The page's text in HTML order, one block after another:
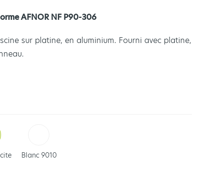
AFNOR NF P90-306
sur platine, en aluminium. Fourni avec platine,
Blanc 9010